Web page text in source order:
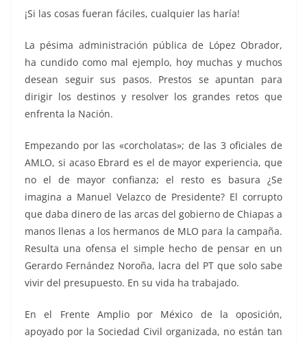
¡Si las cosas fueran fáciles, cualquier las haría!
La pésima administración pública de López Obrador,
ha cundido como mal ejemplo, hoy muchas y muchos
desean seguir sus pasos. Prestos se apuntan para
dirigir los destinos y resolver los grandes retos que
enfrenta la Nación.
Empezando por las «corcholatas»; de las 3 oficiales de
AMLO, si acaso Ebrard es el de mayor experiencia, que
no el de mayor confianza; el resto es basura ¿Se
imagina a Manuel Velazco de Presidente? El corrupto
que daba dinero de las arcas del gobierno de Chiapas a
manos llenas a los hermanos de MLO para la campaña.
Resulta una ofensa el simple hecho de pensar en un
Gerardo Fernández Noroña, lacra del PT que solo sabe
vivir del presupuesto. En su vida ha trabajado.
En el Frente Amplio por México de la oposición,
apoyado por la Sociedad Civil organizada, no están tan